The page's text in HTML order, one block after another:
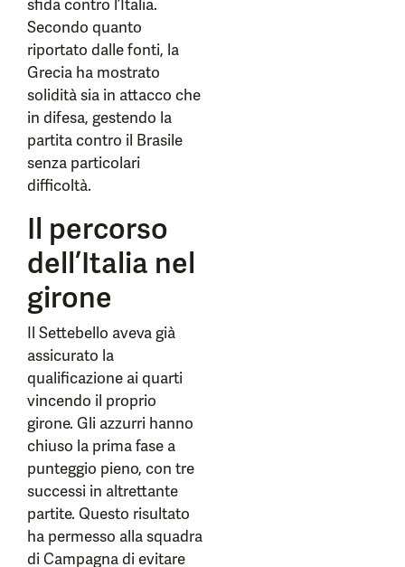
sfida contro l’Italia.
Secondo quanto
riportato dalle fonti, la
Grecia ha mostrato
solidità sia in attacco che
in difesa, gestendo la
partita contro il Brasile
senza particolari
difficoltà.
Il percorso
dell’Italia nel
girone
Il Settebello aveva già
assicurato la
qualificazione ai quarti
vincendo il proprio
girone. Gli azzurri hanno
chiuso la prima fase a
punteggio pieno, con tre
successi in altrettante
partite. Questo risultato
ha permesso alla squadra
di Campagna di evitare